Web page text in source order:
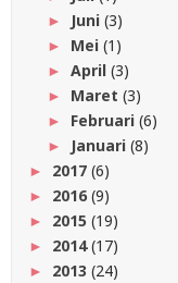
► Juni (3)
► Mei (1)
► April (3)
► Maret (3)
► Februari (6)
► Januari (8)
► 2017 (6)
► 2016(9)
► 2015 (19)
► 2014(17)
► 2013 (24)